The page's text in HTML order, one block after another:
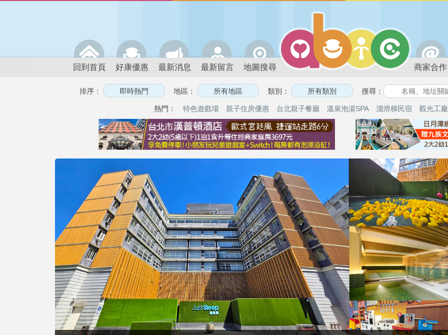
回到首頁 好康優惠 最新消息 最新留言 地圖搜尋 商家合作
排序： 地區： 類別： 搜尋：
熱門： 特色遊戲場 親子住房優惠 台北親子餐廳 溫泉泡湯SPA 溜滑梯民宿 觀光工廠